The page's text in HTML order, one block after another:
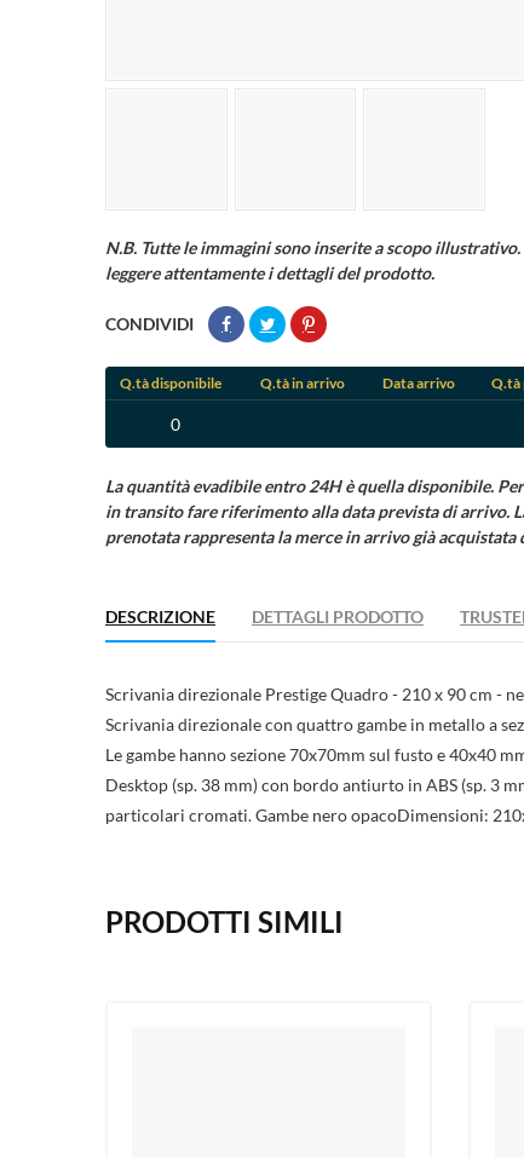
N.B. Tutte le immagini sono inserite a scopo illustrativo.
leggere attentamente i dettagli del prodotto.
CONDIVIDI
Q.tà disponibile Q.tà in arrivo Data arrivo Q.tà
0
La quantità evadibile entro 24H è quella disponibile.
in transito fare riferimento alla data prevista di arrivo.
prenotata rappresenta la merce in arrivo già acquistata
DESCRIZIONE DETTAGLI PRODOTTO
Scrivania direzionale Prestige Quadro - 210 x 90 cm -
Scrivania direzionale con quattro gambe in metallo a
Le gambe hanno sezione 70x70mm sul fusto e 40x40
Desktop (sp. 38 mm) con bordo antiurto in ABS (sp. 3
particolari cromati. Gambe nero opacoDimensioni:
PRODOTTI SIMILI